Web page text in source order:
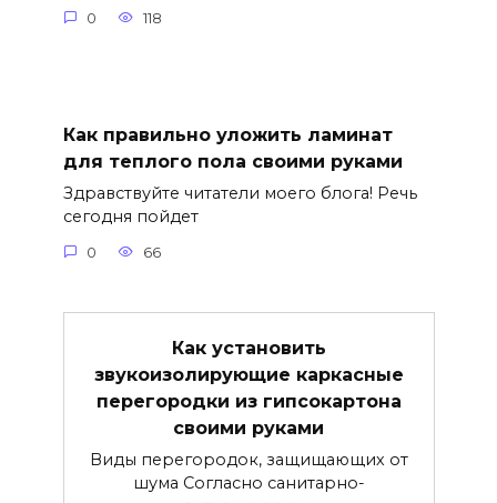
0 118
Как правильно уложить ламинат
для теплого пола своими руками
Здравствуйте читатели моего блога! Речь
сегодня пойдет
0 66
Как установить
звукоизолирующие каркасные
перегородки из гипсокартона
своими руками
Виды перегородок, защищающих от
шума Согласно санитарно-